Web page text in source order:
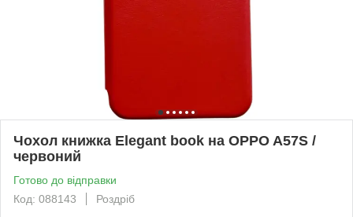
Чохол книжка Elegant book на OPPO A57S /
червоний
Готово до відправки
Код: 088143
Роздріб